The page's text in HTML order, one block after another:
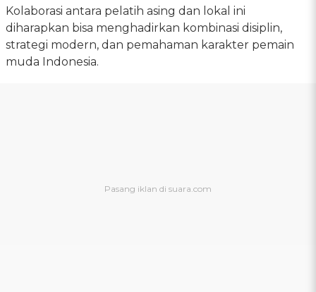
Kolaborasi antara pelatih asing dan lokal ini
diharapkan bisa menghadirkan kombinasi disiplin,
strategi modern, dan pemahaman karakter pemain
muda Indonesia.